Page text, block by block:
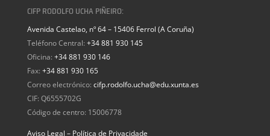
CIFP RODOLFO UCHA PIÑEIRO:
Avenida Castelao, nº 64 – 15406 Ferrol (A Coruña)
Teléfono Central: +34 881 930 145
Oficina: +34 881 930 146
Fax: +34 881 930 165
Correo electrónico: cifp.rodolfo.ucha@edu.xunta.es
CIF: Q6555702G
Código de centro: 15006778
Aviso Legal – Política de Privacidade